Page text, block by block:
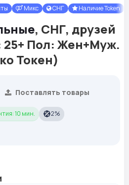
Микс СНГ Наличие Token
, СНГ, друзей
25+ Пол: Жен+Муж.
Токен)
Поставлять товары
10 мин. 2%